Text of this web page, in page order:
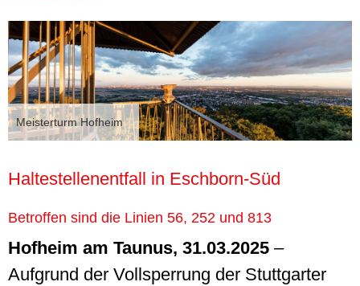
Meisterturm Hofheim
Haltestellenentfall in Eschborn-Süd
Betroffen sind die Linien 56, 252 und 813
Hofheim am Taunus, 31.03.2025 –
Aufgrund der Vollsperrung der Stuttgarter